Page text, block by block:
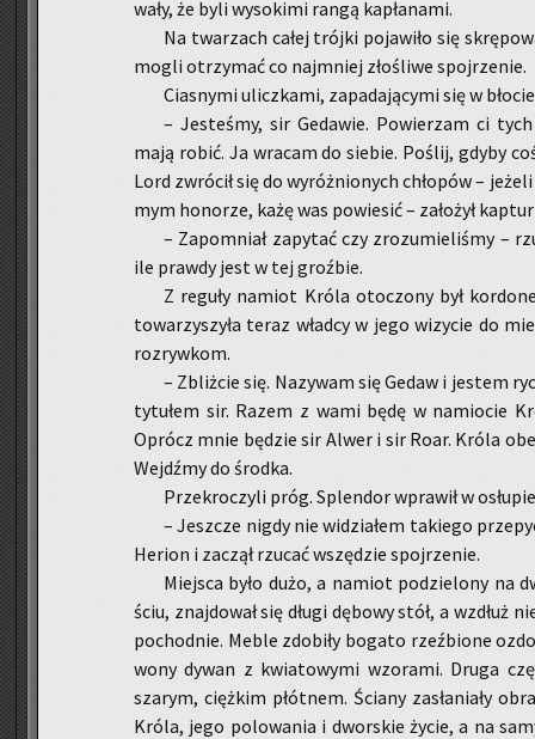
wa­ły, że byli wy­so­ki­mi rangą ka­pła­na­mi.
Na twa­rzach całej trój­ki po­ja­wi­ło się
mogli otrzy­mać co naj­mniej zło­śli­we spoj­rze­nie.
Cia­sny­mi ulicz­ka­mi, za­pa­da­ją­cy­mi się w
– Je­ste­śmy, sir Ge­da­wie. Po­wie­rzam ci
mają robić. Ja wra­cam do sie­bie. Po­ślij, gdyby
Lord zwró­cił się do wy­róż­nio­nych chło­pów –
mym ho­no­rze, każę was po­wie­sić – za­ło­żył
– Za­po­mniał za­py­tać czy zro­zu­mie­li­śmy –
ile praw­dy jest w tej groź­bie.
Z re­gu­ły na­miot Króla oto­czo­ny był
to­wa­rzy­szy­ła teraz wład­cy w jego wi­zy­cie do
roz­ryw­kom.
– Zbliż­cie się. Na­zy­wam się Gedaw i je­stem
ty­tu­łem sir. Razem z wami będę w na­mio­cie
Oprócz mnie bę­dzie sir Alwer i sir Roar. Króla
Wejdź­my do środ­ka.
Prze­kro­czy­li próg. Splen­dor wpra­wił w
– Jesz­cze nigdy nie wi­dzia­łem ta­kie­go
He­rion i za­czął rzu­cać wszę­dzie spoj­rze­nie.
Miej­sca było dużo, a na­miot po­dzie­lo­ny na
ściu, znaj­do­wał się długi dę­bo­wy stół, a wzdłuż
po­chod­nie. Meble zdo­bi­ły bo­ga­to rzeź­bio­ne
wo­ny dywan z kwia­to­wy­mi wzo­ra­mi. Druga
sza­rym, cięż­kim płót­nem. Ścia­ny za­sła­nia­ły
Króla, jego po­lo­wa­nia i dwor­skie życie, a na